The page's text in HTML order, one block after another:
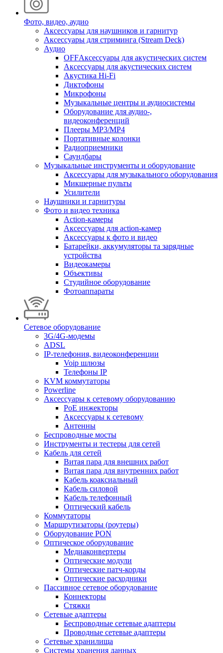
Фото, видео, аудио
Аксессуары для наушников и гарнитур
Аксессуары для стриминга (Stream Deck)
Аудио
OFFАксессуары для акустических систем
Аксессуары для акустических систем
Акустика Hi-Fi
Диктофоны
Микрофоны
Музыкальные центры и аудиосистемы
Оборудование для аудио-,
видеоконференций
Плееры MP3/MP4
Портативные колонки
Радиоприемники
Саундбары
Музыкальные инструменты и оборудование
Аксессуары для музыкального оборудования
Микшерные пульты
Усилители
Наушники и гарнитуры
Фото и видео техника
Action-камеры
Аксессуары для action-камер
Аксессуары к фото и видео
Батарейки, аккумуляторы та зарядные
устройства
Видеокамеры
Объективы
Студийное оборудование
Фотоаппараты
Сетевое оборудование
3G/4G-модемы
ADSL
IP-телефония, видеоконференции
Voip шлюзы
Телефоны IP
KVM коммутаторы
Powerline
Аксессуары к сетевому оборудованию
PoE инжекторы
Аксессуары к сетевому
Антенны
Беспроводные мосты
Инструменты и тестеры для сетей
Кабель для сетей
Витая пара для внешних работ
Витая пара для внутренних работ
Кабель коаксиальный
Кабель силовой
Кабель телефонный
Оптический кабель
Коммутаторы
Маршрутизаторы (роутеры)
Оборудование PON
Оптическое оборудование
Медиаконвертеры
Оптические модули
Оптические патч-корды
Оптические расходники
Пассивное сетевое оборудование
Коннекторы
Стяжки
Сетевые адаптеры
Беспроводные сетевые адаптеры
Проводные сетевые адаптеры
Сетевые хранилища
Системы хранения данных